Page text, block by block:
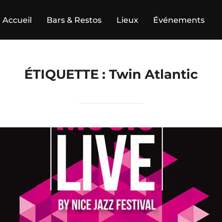
Accueil Bars & Restos Lieux Événements
ÉTIQUETTE : Twin Atlantic